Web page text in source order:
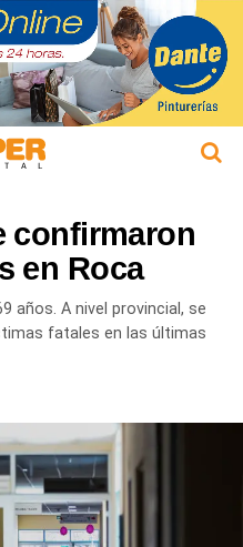
confirmaron
en Roca
años. A nivel provincial, se
fatales en las últimas